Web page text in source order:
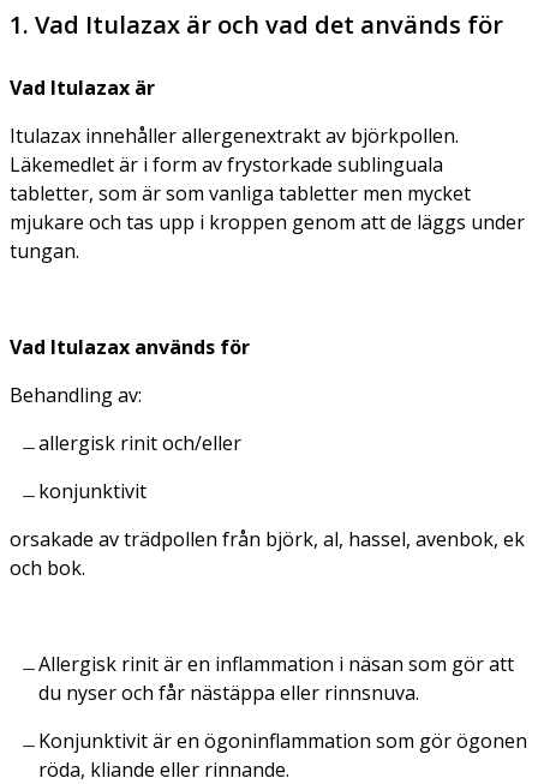
1. Vad Itulazax är och vad det används för
Vad Itulazax är
Itulazax innehåller allergenextrakt av björkpollen.
Läkemedlet är i form av frystorkade sublinguala
tabletter, som är som vanliga tabletter men mycket
mjukare och tas upp i kroppen genom att de läggs under
tungan.
Vad Itulazax används för
Behandling av:
allergisk rinit och/eller
konjunktivit
orsakade av trädpollen från björk, al, hassel, avenbok, ek
och bok.
Allergisk rinit är en inflammation i näsan som gör att
du nyser och får nästäppa eller rinnsnuva.
Konjunktivit är en ögoninflammation som gör ögonen
röda, kliande eller rinnande.